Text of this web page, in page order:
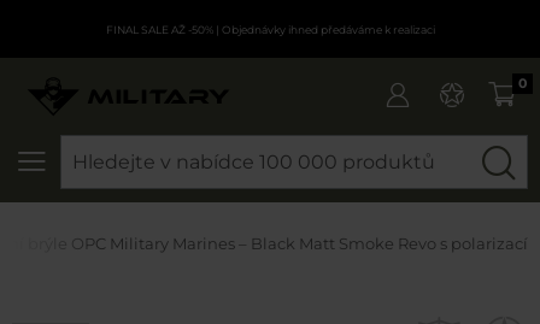
FINAL SALE AŽ -50%| Objednávky ihned předáváme k realizaci
0
brýle OPC Military Marines – Black Matt Smoke Revo s polarizací